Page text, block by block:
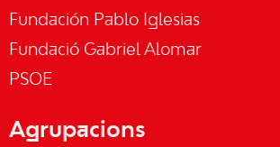
Fundación Pablo Iglesias
Fundació Gabriel Alomar
PSOE
Agrupacions